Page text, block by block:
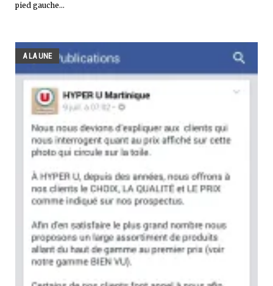
pied gauche...
A LA UNE